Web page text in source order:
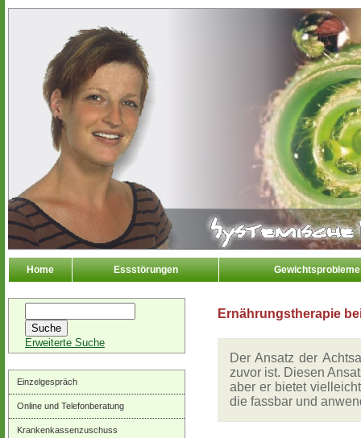
Home Essstörungen Gewichtsprobleme
Erweiterte Suche
Einzelgespräch
Online und Telefonberatung
Krankenkassenzuschuss
Ernährungstherapie
Der Ansatz der
zuvor ist. Diesen
aber er bietet
die fassbar und